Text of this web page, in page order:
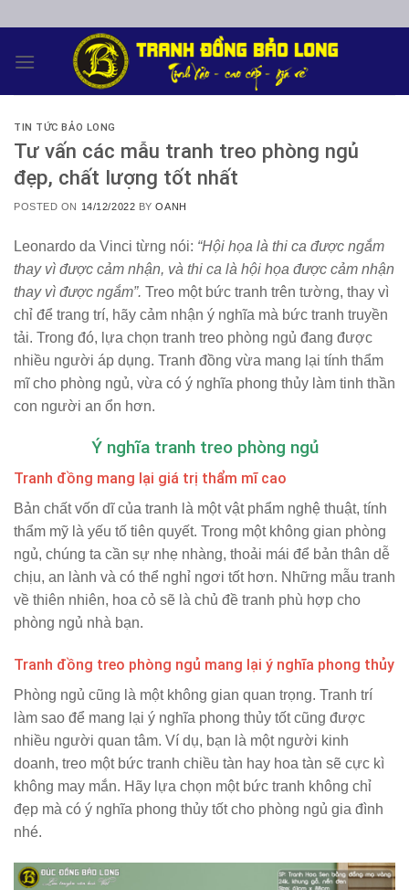
content
TIN TỨC BẢO LONG
Tư vấn các mẫu tranh treo phòng ngủ
đẹp, chất lượng tốt nhất
POSTED ON 14/12/2022 BYOANH
Leonardo da Vinci từng nói: “Hội họa là thi ca được ngắm
thay vì được cảm nhận, và thi ca là hội họa được cảm nhận
thay vì được ngắm”. Treo một bức tranh trên tường, thay vì
chỉ để trang trí, hãy cảm nhận ý nghĩa mà bức tranh truyền
tải. Trong đó, lựa chọn tranh treo phòng ngủ đang được
nhiều người áp dụng. Tranh đồng vừa mang lại tính thẩm
mĩ cho phòng ngủ, vừa có ý nghĩa phong thủy làm tinh thần
con người an ổn hơn.
Ý nghĩa tranh treo phòng ngủ
Tranh đồng mang lại giá trị thẩm mĩ cao
Bản chất vốn dĩ của tranh là một vật phẩm nghệ thuật, tính
thẩm mỹ là yếu tố tiên quyết. Trong một không gian phòng
ngủ, chúng ta cần sự nhẹ nhàng, thoải mái để bản thân dễ
chịu, an lành và có thể nghỉ ngơi tốt hơn. Những mẫu tranh
về thiên nhiên, hoa cỏ sẽ là chủ đề tranh phù hợp cho
phòng ngủ nhà bạn.
Tranh đồng treo phòng ngủ mang lại ý nghĩa phong thủy
Phòng ngủ cũng là một không gian quan trọng. Tranh trí
làm sao để mang lại ý nghĩa phong thủy tốt cũng được
nhiều người quan tâm. Ví dụ, bạn là một người kinh
doanh, treo một bức tranh chiều tàn hay hoa tàn sẽ cực kì
không may mắn. Hãy lựa chọn một bức tranh không chỉ
đẹp mà có ý nghĩa phong thủy tốt cho phòng ngủ gia đình
nhé.